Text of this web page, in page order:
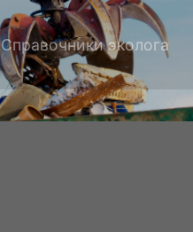
Справочники эколога